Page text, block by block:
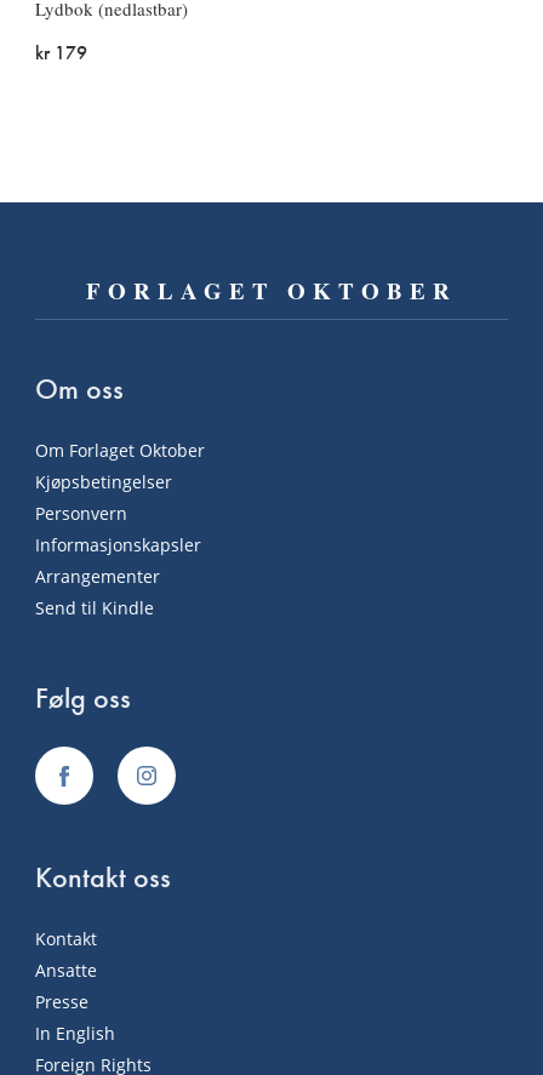
Lydbok (nedlastbar)
kr 179
FORLAGET OKTOBER
Om oss
Om Forlaget Oktober
Kjøpsbetingelser
Personvern
Informasjonskapsler
Arrangementer
Send til Kindle
Følg oss
Kontakt oss
Kontakt
Ansatte
Presse
In English
Foreign Rights